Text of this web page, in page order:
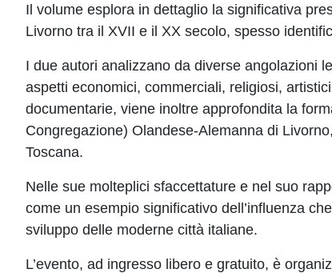
Il volume esplora in dettaglio la significativa
Livorno tra il XVII e il XX secolo, spesso
I due autori analizzano da diverse angolazioni
aspetti economici, commerciali, religiosi,
documentarie, viene inoltre approfondita la
Congregazione) Olandese-Alemanna di
Toscana.
Nelle sue molteplici sfaccettature e nel suo
come un esempio significativo dell’influenza
sviluppo delle moderne città italiane.
L’evento, ad ingresso libero e gratuito, è